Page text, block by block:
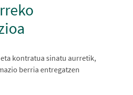
kontratua sinatu aurretik,
berria entregatzen